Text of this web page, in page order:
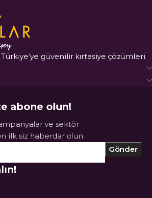
güvenilir kırtasiye çözümleri.
abone olun!
ve sektör
ilk siz haberdar olun.